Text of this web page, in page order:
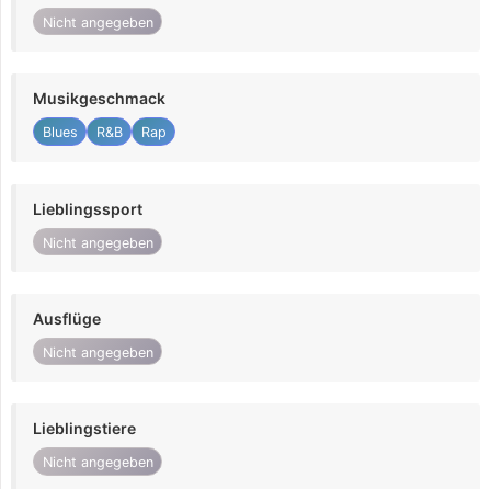
Nicht angegeben
Musikgeschmack
Blues R&B Rap
Lieblingssport
Nicht angegeben
Ausflüge
Nicht angegeben
Lieblingstiere
Nicht angegeben